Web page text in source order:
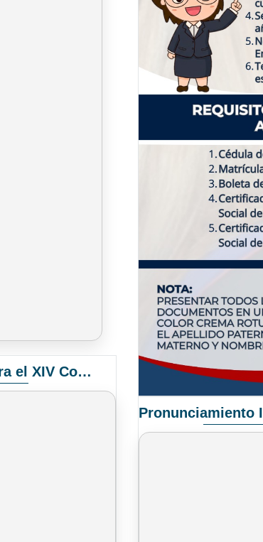
Convocatoria Elección de Delegados Docentes para el XIV Congreso Nacional de Universidades